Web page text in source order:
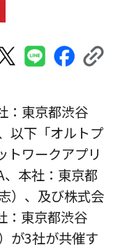
：東京都渋谷
以下「オルトプ
トワークアプリ
本社：東京都
）、及び株式会
：東京都渋谷
が3社が共催す